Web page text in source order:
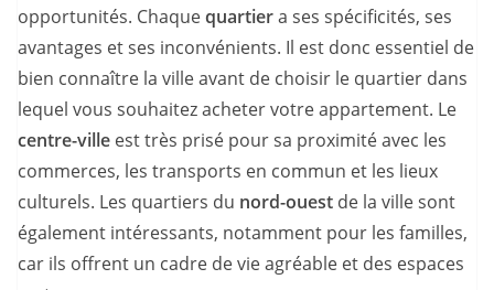
opportunités. Chaquequartiera ses spécificités, ses
avantages et ses inconvénients. Il est donc essentiel de
bien connaître la ville avant de choisir le quartier dans
lequel vous souhaitez acheter votre appartement. Le
centre-ville est très prisé pour sa proximité avec les
commerces, les transports en commun et les lieux
culturels. Les quartiers du nord-ouest de la ville sont
également intéressants, notamment pour les familles,
car ils offrent un cadre de vie agréable et des espaces